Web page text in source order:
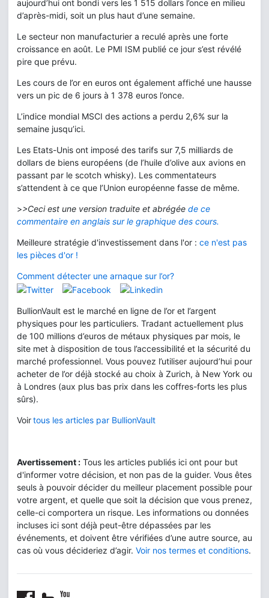
aujourd’hui ont bondi vers les 1 515 dollars l’once en milieu
d’après-midi, soit un plus haut d’une semaine.
Le secteur non manufacturier a reculé après une forte
croissance en août. Le PMI ISM publié ce jour s’est révélé
pire que prévu.
Les cours de l’or en euros ont également affiché une hausse
vers un pic de 6 jours à 1 378 euros l’once.
L’indice mondial MSCI des actions a perdu 2,6% sur la
semaine jusqu’ici.
Les Etats-Unis ont imposé des tarifs sur 7,5 milliards de
dollars de biens européens (de l’huile d’olive aux avions en
passant par le scotch whisky). Les commentateurs
s’attendent à ce que l’Union européenne fasse de même.
>>Ceci est une version traduite et abrégée de ce
commentaire en anglais sur le graphique des cours.
Meilleure stratégie d'investissement dans l'or : ce n'est pas
les pièces d'or !
Comment détecter une arnaque sur l’or?
BullionVault est le marché en ligne de l’or et l’argent
physiques pour les particuliers. Tradant actuellement plus
de 100 millions d’euros de métaux physiques par mois, le
site met à disposition de tous l’accessibilité et la sécurité du
marché professionnel. Vous pouvez l’utiliser aujourd’hui pour
acheter de l’or déjà stocké au choix à Zurich, à New York ou
à Londres (aux plus bas prix dans les coffres-forts les plus
sûrs).
Voirtous les articles par BullionVault
Avertissement : Tous les articles publiés ici ont pour but
d'informer votre décision, et non pas de la guider. Vous êtes
seuls à pouvoir décider du meilleur placement possible pour
votre argent, et quelle que soit la décision que vous prenez,
celle-ci comportera un risque. Les informations ou données
incluses ici sont déjà peut-être dépassées par les
événements, et doivent être vérifiées d’une autre source, au
cas où vous décideriez d’agir. Voir nos termes et conditions.